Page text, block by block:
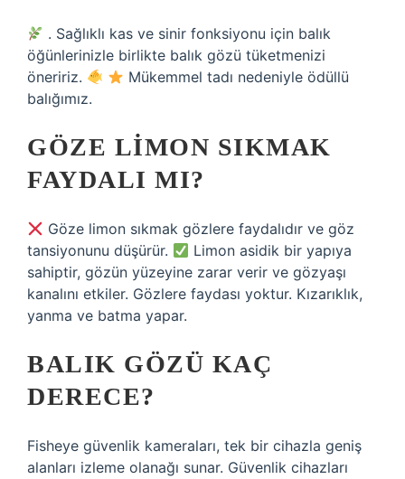
. Sağlıklı kas ve sinir fonksiyonu için balık
öğünlerinizle birlikte balık gözü tüketmenizi
öneririz.
Mükemmel tadı nedeniyle ödüllü
balığımız.
GÖZE LIMON SIKMAK
FAYDALI MI?
Göze limon sıkmak gözlere faydalıdır ve göz
tansiyonunu düşürür.
Limon asidik bir yapıya
sahiptir, gözün yüzeyine zarar verir ve gözyaşı
kanalını etkiler. Gözlere faydası yoktur. Kızarıklık,
yanma ve batma yapar.
BALIK GÖZÜ KAÇ
DERECE?
Fisheye güvenlik kameraları, tek bir cihazla geniş
alanları izleme olanağı sunar. Güvenlik cihazları